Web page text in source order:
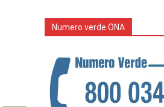
Numero verde ONA